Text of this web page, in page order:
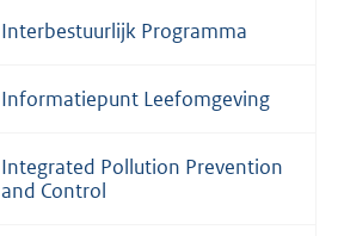
Interbestuurlijk Programma
Informatiepunt Leefomgeving
Integrated Pollution Prevention
and Control